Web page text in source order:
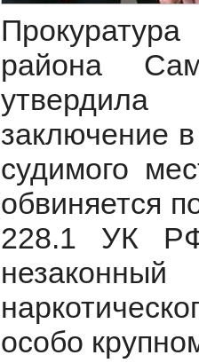
района
утвердила
заключение
судимого
обвиняется
228.1 УК
особо